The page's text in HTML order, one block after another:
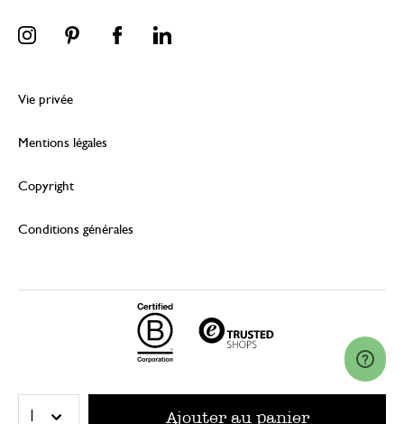
Ajouter au panier
Vie privée
Mentions légales
Copyright
Conditions générales
© 2026 Dille & Kamille (Nederland) B.V.